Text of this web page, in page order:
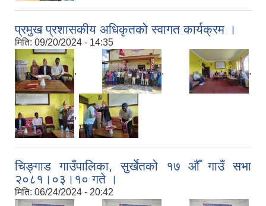
प्रमुख प्रशासकीय अधिकृतको स्वागत कार्यक्रम ।
मिति: 09/20/2024 - 14:35
, , ,
,
चिङ्गाड गाउँपालिका, सुर्खेतको १७ औँ गाउँ सभा
२०८१।०३।१० गते ।
मिति: 06/24/2024 - 20:42